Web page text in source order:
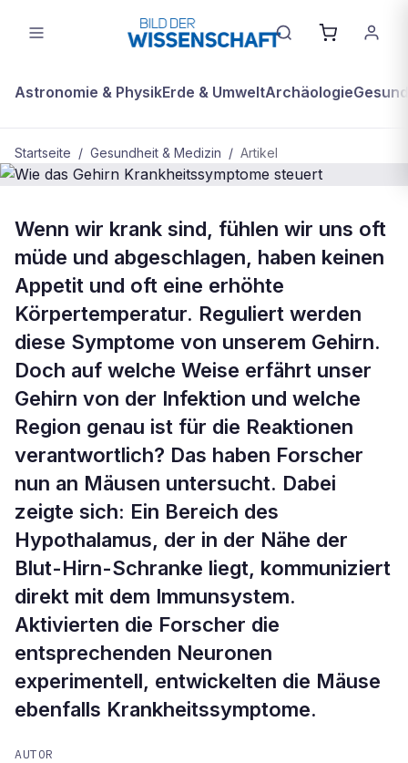
Astronomie & PhysikErde & UmweltArchäologie
Startseite / Gesundheit & Medizin / Artikel
Wie das Gehirn
Krankheitssymptome steuert
Wenn wir krank sind, fühlen wir uns oft
müde und abgeschlagen, haben keinen
Appetit und oft eine erhöhte
Körpertemperatur. Reguliert werden
diese Symptome von unserem Gehirn.
Doch auf welche Weise erfährt unser
Gehirn von der Infektion und welche
Region genau ist für die Reaktionen
verantwortlich? Das haben Forscher
nun an Mäusen untersucht. Dabei
zeigte sich: Ein Bereich des
Hypothalamus, der in der Nähe der
Blut-Hirn-Schranke liegt, kommuniziert
direkt mit dem Immunsystem.
Aktivierten die Forscher die
entsprechenden Neuronen
experimentell, entwickelten die Mäuse
ebenfalls Krankheitssymptome.
AUTOR